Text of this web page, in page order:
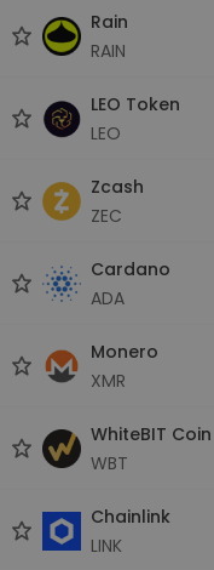
Rain
RAIN
LEO Token
LEO
Zcash
ZEC
Cardano
ADA
Monero
XMR
WhiteBIT Coin
WBT
Chainlink
LINK